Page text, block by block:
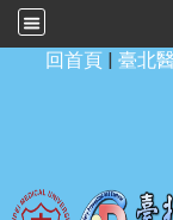
回首頁 | 臺北